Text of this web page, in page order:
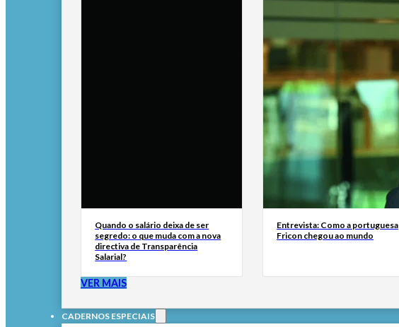
Quando o salário deixa de ser
segredo: o que muda com a nova
directiva de Transparência
Salarial?
Entrevista: Como a portuguesa
Fricon chegou ao mundo
VER MAIS
CADERNOS ESPECIAIS